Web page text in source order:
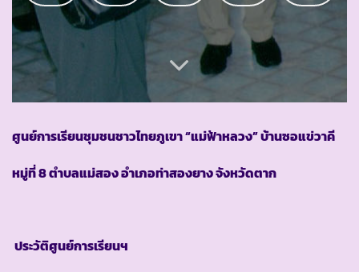
ศูนย์การเรียนชุมชนชาวไทยภูเขา “แม่ฟ้าหลวง” บ้านซอแข่วาคี
หมู่ที่8 ตำบลแม่สอง อำเภอท่าสองยาง จังหวัดตาก
ประวัติศูนย์การเรียนฯ